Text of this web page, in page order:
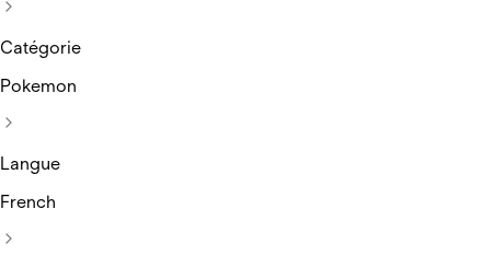
Catégorie
Pokemon
Langue
French